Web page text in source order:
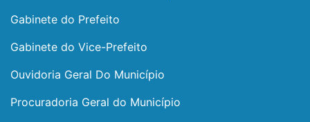
Gabinete do Prefeito
Gabinete do Vice-Prefeito
Ouvidoria Geral Do Município
Procuradoria Geral do Município